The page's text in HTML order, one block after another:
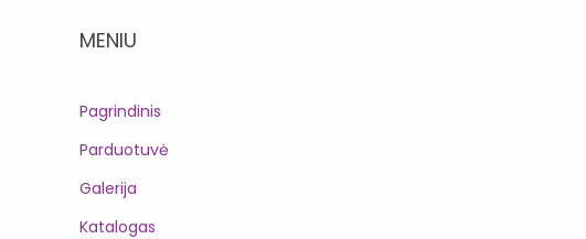
MENIU
Pagrindinis
Parduotuvė
Galerija
Katalogas